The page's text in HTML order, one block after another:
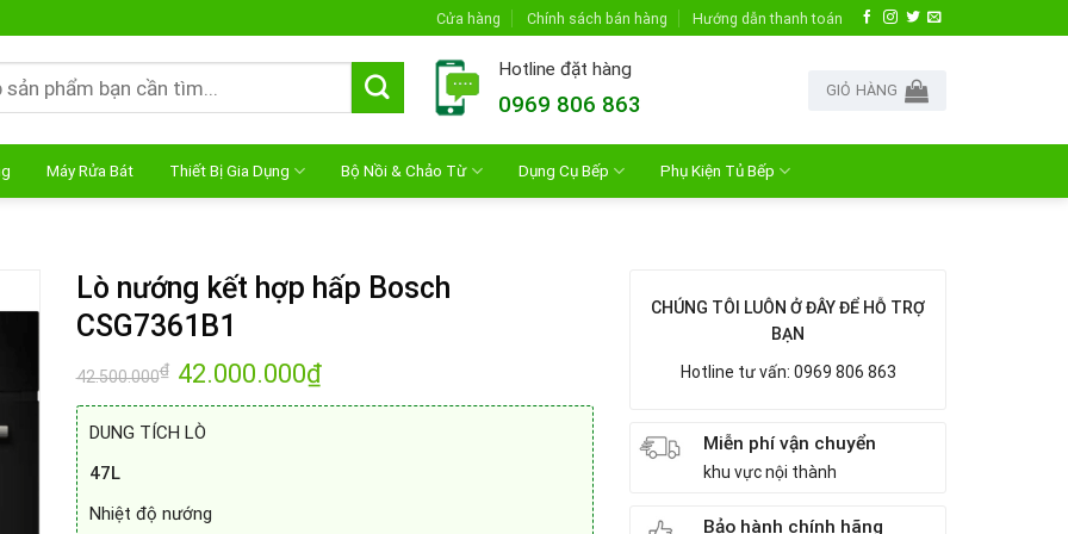
Cửa hàng Chính sách bán hàng Hướng dẫn thanh toán
Hotline đặt hàng
0969 806 863
GIỎ HÀNG
Máy Rửa Bát Thiết Bị Gia Dụng Bộ Nồi & Chảo Từ Dụng Cụ Bếp Phụ Kiện Tủ Bếp
Lò nướng kết hợp hấp Bosch
CSG7361B1
42.500.000₫
Giá
gốc
là:
42.500.000₫.
42.000.000₫Giá
hiện
tại
DUNG TÍCH LÒ
47L
Nhiệt độ nướng
CHÚNG TÔI LUÔN Ở ĐÂY ĐỂ HỖ TRỢ
BẠN
Hotline tư vấn: 0969 806 863
Miễn phí vận chuyển
khu vực nội thành
Bảo hành chính hãng